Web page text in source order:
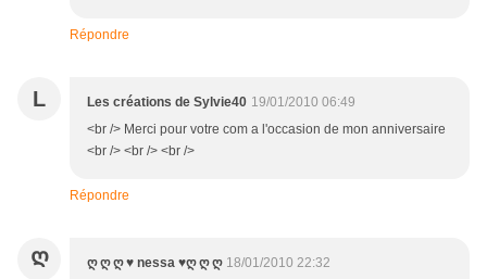
Répondre
L Les créations de Sylvie40 19/01/2010 06:49
<br /> Merci pour votre com a l'occasion de mon anniversaire
<br /> <br /> <br />
Répondre
Ღ ღ ღ ღ ♥ nessa ♥ღ ღ ღ 18/01/2010 22:32